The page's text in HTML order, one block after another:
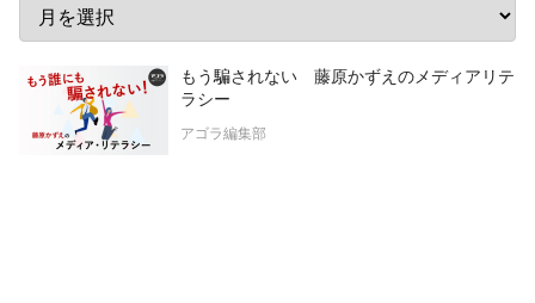
もう騙されない 藤原かずえのメディアリテ
ラシー
アゴラ編集部